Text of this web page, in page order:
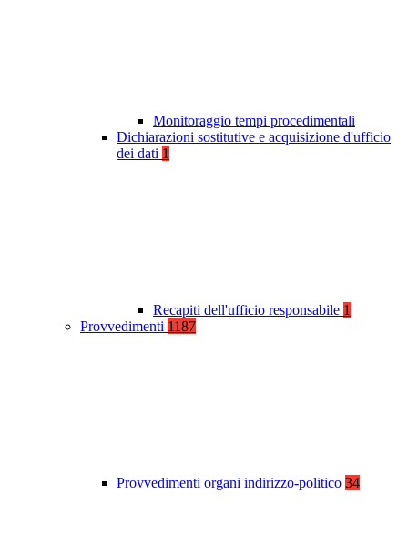
Monitoraggio tempi procedimentali
Dichiarazioni sostitutive e acquisizione d'ufficio
dei dati 1
Recapiti dell'ufficio responsabile 1
Provvedimenti 1187
Provvedimenti organi indirizzo-politico 34